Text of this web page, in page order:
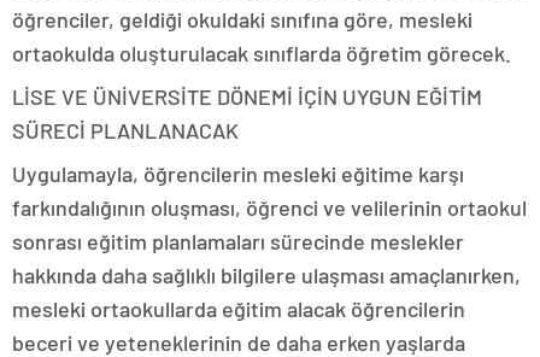
öğrenciler, geldiği okuldaki sınıfına göre, mesleki
ortaokulda oluşturulacak sınıflarda öğretim görecek.
LİSE VE ÜNİVERSİTE DÖNEMİ İÇİN UYGUN EĞİTİM
SÜRECİ PLANLANACAK
Uygulamayla, öğrencilerin mesleki eğitime karşı
farkındalığının oluşması, öğrenci ve velilerinin ortaokul
sonrası eğitim planlamaları sürecinde meslekler
hakkında daha sağlıklı bilgilere ulaşması amaçlanırken,
mesleki ortaokullarda eğitim alacak öğrencilerin
beceri ve yeteneklerinin de daha erken yaşlarda